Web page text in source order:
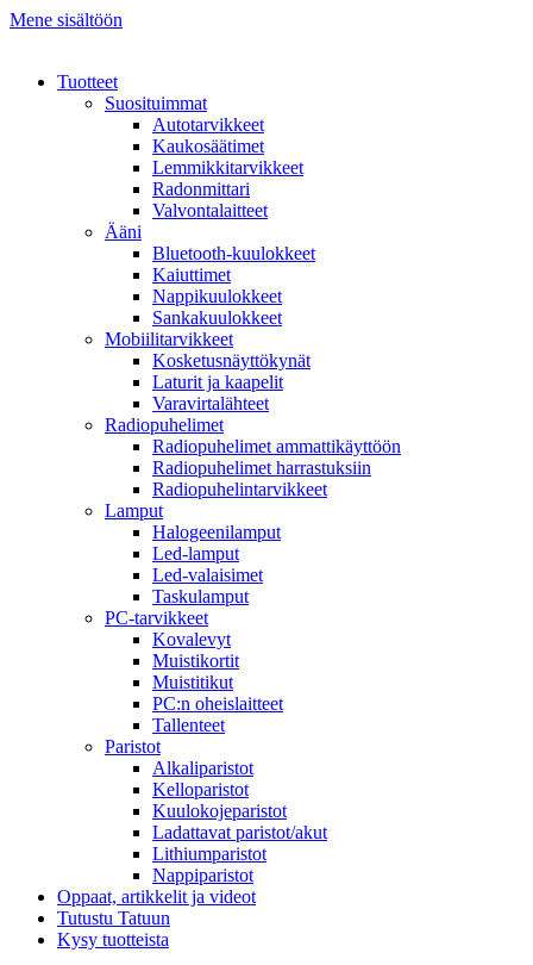
Mene sisältöön
Tuotteet
Suosituimmat
Autotarvikkeet
Kaukosäätimet
Lemmikkitarvikkeet
Radonmittari
Valvontalaitteet
Ääni
Bluetooth-kuulokkeet
Kaiuttimet
Nappikuulokkeet
Sankakuulokkeet
Mobiilitarvikkeet
Kosketusnäyttökynät
Laturit ja kaapelit
Varavirtalähteet
Radiopuhelimet
Radiopuhelimet ammattikäyttöön
Radiopuhelimet harrastuksiin
Radiopuhelintarvikkeet
Lamput
Halogeenilamput
Led-lamput
Led-valaisimet
Taskulamput
PC-tarvikkeet
Kovalevyt
Muistikortit
Muistitikut
PC:n oheislaitteet
Tallenteet
Paristot
Alkaliparistot
Kelloparistot
Kuulokojeparistot
Ladattavat paristot/akut
Lithiumparistot
Nappiparistot
Oppaat, artikkelit ja videot
Tutustu Tatuun
Kysy tuotteista